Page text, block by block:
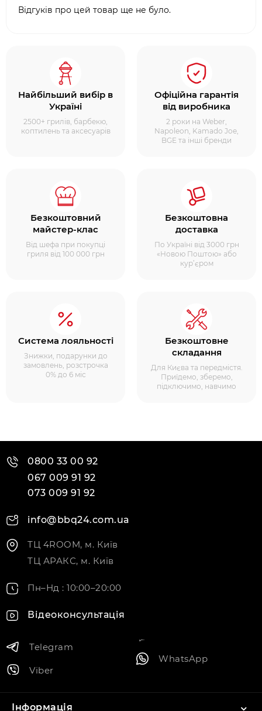
Відгуків про цей товар ще не було.
Найбільший вибір в
Україні
2500+ грилів, барбекю,
коптилень та аксесуарів
Офіційна гарантія
від виробника
2 роки на Weber,
Napoleon, Kamado Joe,
BGE та інші бренди
Безкоштовний
майстер-клас
Від шефа при покупці
гриля від 100 000 грн
Безкоштовна
доставка
По Україні від 3000 грн
«Новою Поштою» або
кур’єром
Система лояльності
Знижки, подарунки до
замовлень, розстрочка
0% до 6 міс
Безкоштовне
складання
Для Києва та передмістя.
Приїдемо, зберемо,
підключимо, навчимо
0800 33 00 92
067 009 91 92
073 009 91 92
info@bbq24.com.ua
ТЦ 4ROOM, м. Київ
ТЦ АРАКС, м. Київ
Пн–Нд : 10:00–20:00
Відеоконсультація
Telegram
Viber
WhatsApp
Інформація